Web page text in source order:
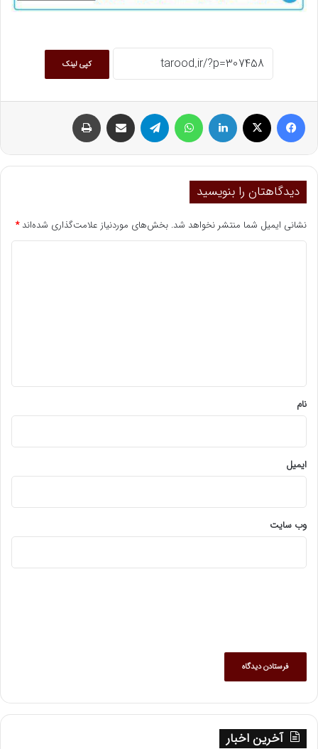
کپی لینک
ایکس
دیدگاهتان را بنویسید
نشانی ایمیل شما منتشر نخواهد شد. بخش‌های موردنیاز علامت‌گذاری شده‌اند*
نام
ایمیل
وب‌ سایت
آخرین اخبار